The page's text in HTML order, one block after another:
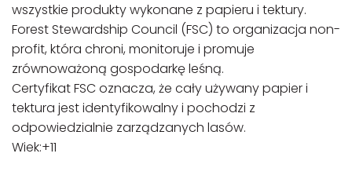
wszystkie produkty wykonane z papieru i tektury.
Forest Stewardship Council (FSC) to organizacja non-
profit, która chroni, monitoruje i promuje
zrównoważoną gospodarkę leśną.
Certyfikat FSC oznacza, że cały używany papier i
tektura jest identyfikowalny i pochodzi z
odpowiedzialnie zarządzanych lasów.
Wiek:+11